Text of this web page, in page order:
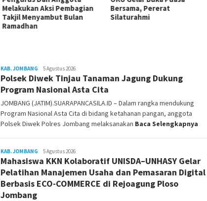
Melakukan Aksi Pembagian
Takjil Menyambut Bulan
Ramadhan
Bersama, Pererat
Silaturahmi
KAB. JOMBANG Siyanto
5 Agustus 2026
Polsek Diwek Tinjau Tanaman Jagung Dukung
Program Nasional Asta Cita
JOMBANG (JATIM).SUARAPANCASILA.ID – Dalam rangka mendukung
Program Nasional Asta Cita di bidang ketahanan pangan, anggota
Polsek Diwek Polres Jombang melaksanakan Baca Selengkapnya
KAB. JOMBANG Siyanto
5 Agustus 2026
Mahasiswa KKN Kolaboratif UNISDA–UNHASY Gelar
Pelatihan Manajemen Usaha dan Pemasaran Digital
Berbasis ECO-COMMERCE di Rejoagung Ploso
Jombang